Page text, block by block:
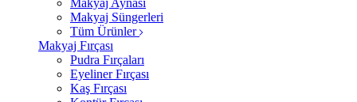
Makyaj Aynası
Makyaj Süngerleri
Tüm Ürünler
Makyaj Fırçası
Pudra Fırçaları
Eyeliner Fırçası
Kaş Fırçası